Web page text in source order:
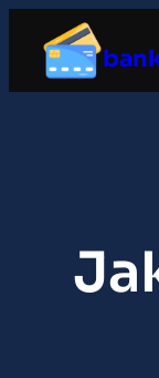
treści